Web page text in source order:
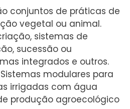
conjuntos de práticas de
vegetal ou animal.
sistemas de
sucessão ou
integrados e outros.
modulares para
irrigadas com água
produção agroecológico